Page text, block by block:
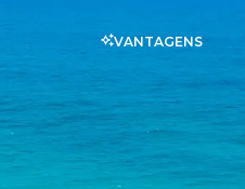
VANTAGENS